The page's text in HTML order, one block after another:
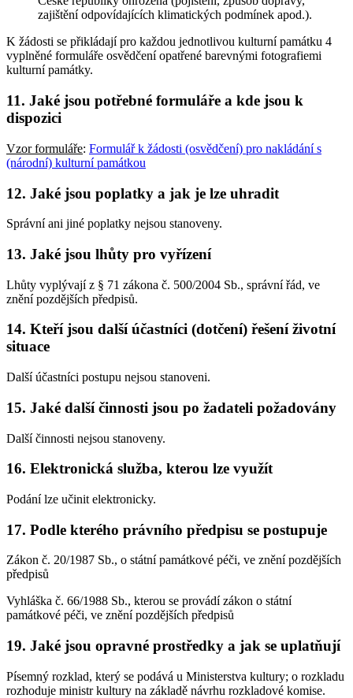
zajištění odpovídajících klimatických podmínek apod.).
K žádosti se přikládají pro každou jednotlivou kulturní památku 4
vyplněné formuláře osvědčení opatřené barevnými fotografiemi
kulturní památky.
11. Jaké jsou potřebné formuláře a kde jsou k
dispozici
Vzor formuláře: Formulář k žádosti (osvědčení) pro nakládání s
(národní) kulturní památkou
12. Jaké jsou poplatky a jak je lze uhradit
Správní ani jiné poplatky nejsou stanoveny.
13. Jaké jsou lhůty pro vyřízení
Lhůty vyplývají z § 71 zákona č. 500/2004 Sb., správní řád, ve
znění pozdějších předpisů.
14. Kteří jsou další účastníci (dotčení) řešení životní
situace
Další účastníci postupu nejsou stanoveni.
15. Jaké další činnosti jsou po žadateli požadovány
Další činnosti nejsou stanoveny.
16. Elektronická služba, kterou lze využít
Podání lze učinit elektronicky.
17. Podle kterého právního předpisu se postupuje
Zákon č. 20/1987 Sb., o státní památkové péči, ve znění pozdějších
předpisů
Vyhláška č. 66/1988 Sb., kterou se provádí zákon o státní
památkové péči, ve znění pozdějších předpisů
19. Jaké jsou opravné prostředky a jak se uplatňují
Písemný rozklad, který se podává u Ministerstva kultury; o rozkladu
rozhoduje ministr kultury na základě návrhu rozkladové komise.